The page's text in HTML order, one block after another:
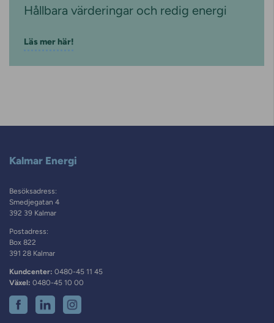
Hållbara värderingar och redig energi
Läs mer här!
Kalmar Energi
Besöksadress:
Smedjegatan 4
392 39 Kalmar
Postadress:
Box 822
391 28 Kalmar
Kundcenter: 0480-45 11 45
Växel: 0480-45 10 00